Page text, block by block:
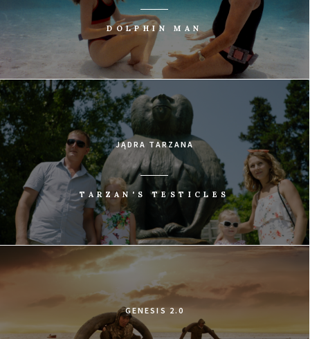
DOLPHIN MAN
JĄDRA TARZANA
TARZAN'S TESTICLES
GENESIS 2.0